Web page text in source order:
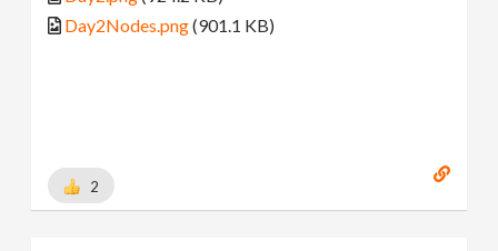
Day2Nodes.png(901.1 KB)
2